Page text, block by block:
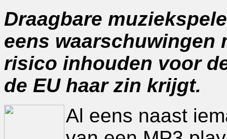
Draagbare
eens waarschuwingen
risico inhouden voor
de EU haar zin krijgt.
Al eens naast